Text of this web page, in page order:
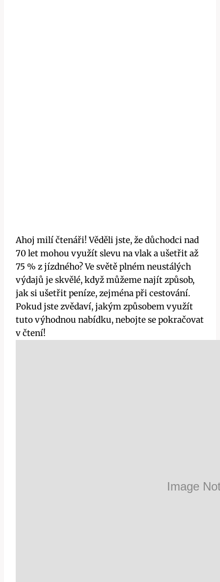
Ahoj milí čtenáři! Věděli jste, že důchodci nad
70 let mohou využít slevu na vlak a ušetřit až
75 % z jízdného? Ve světě plném neustálých
výdajů je skvělé, když můžeme najít způsob,
jak si ušetřit peníze, zejména při cestování.
Pokud jste zvědaví, jakým způsobem využít
tuto výhodnou nabídku, nebojte se pokračovat
v čtení!